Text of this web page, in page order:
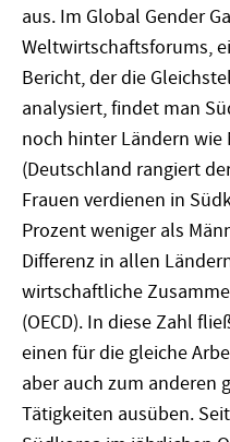
aus. Im Global Gender
Weltwirtschaftsforums,
Bericht, der die
analysiert, findet man
noch hinter Ländern wie
(Deutschland rangiert
Frauen verdienen in
Prozent weniger als
Differenz in allen
wirtschaftliche
(OECD). In diese Zahl
einen für die gleiche
aber auch zum anderen
Tätigkeiten ausüben.